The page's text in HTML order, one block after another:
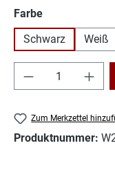
Farbeauswählen
Schwarz
Weiß
Produkt
Zum Merkzettel
Produktnummer: